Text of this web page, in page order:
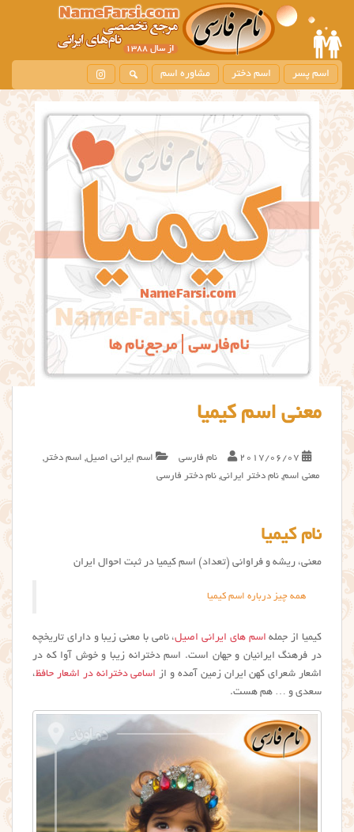
m
i
c
n
t
اسم پسر اسم دختر مشاوره اسم
معنی اسم کیمیا
2017/06/07 نام فارسی اسم ایرانی اصیل, اسم دختر ,
معنی اسم, نام دختر ایرانی, نام دختر فارسی
نام کیمیا
معنی، ریشه و فراوانی (تعداد) اسم کیمیا در ثبت احوال ایران
همه چیز درباره اسم کیمیا
کیمیا از جمله اسم های ایرانی اصیل، نامی با معنی زیبا و دارای تاریخچه
در فرهنگ ایرانیان و جهان است. اسم دخترانه زیبا و خوش آوا که در
اشعار شعرای کهن ایران زمین آمده و از اسامی دخترانه در اشعار حافظ،
سعدی و … هم هست.